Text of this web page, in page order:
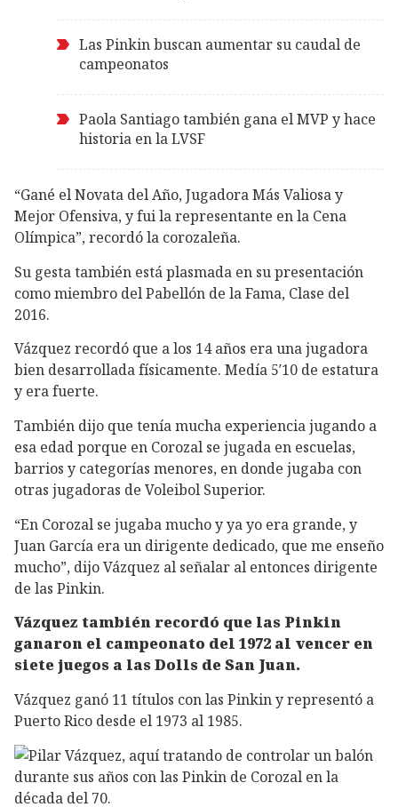
Las Pinkin buscan aumentar su caudal de
campeonatos
Paola Santiago también gana el MVP y hace
historia en la LVSF
“Gané el Novata del Año, Jugadora Más Valiosa y
Mejor Ofensiva, y fui la representante en la Cena
Olímpica”, recordó la corozaleña.
Su gesta también está plasmada en su presentación
como miembro del Pabellón de la Fama, Clase del
2016.
Vázquez recordó que a los 14 años era una jugadora
bien desarrollada físicamente. Medía 5′10 de estatura
y era fuerte.
También dijo que tenía mucha experiencia jugando a
esa edad porque en Corozal se jugada en escuelas,
barrios y categorías menores, en donde jugaba con
otras jugadoras de Voleibol Superior.
“En Corozal se jugaba mucho y ya yo era grande, y
Juan García era un dirigente dedicado, que me enseño
mucho”, dijo Vázquez al señalar al entonces dirigente
de las Pinkin.
Vázquez también recordó que las Pinkin
ganaron el campeonato del 1972 al vencer en
siete juegos a las Dolls de San Juan.
Vázquez ganó 11 títulos con las Pinkin y representó a
Puerto Rico desde el 1973 al 1985.